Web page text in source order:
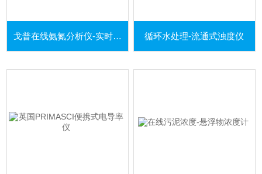
戈普在线氨氮分析仪-实时监测 循环水处理-流通式浊度仪